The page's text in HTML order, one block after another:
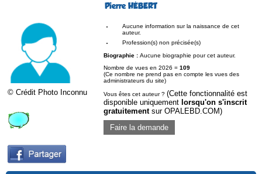
Pierre HÉBERT
© Crédit Photo Inconnu
Aucune information sur la naissance de cet
auteur.
Profession(s) non précisée(s)
Biographie : Aucune biographie pour cet auteur.
Nombre de vues en 2026 = 109
(Ce nombre ne prend pas en compte les vues des
administrateurs du site)
Vous êtes cet auteur ? (Cette fonctionnalité est
disponible uniquement lorsqu'on s'inscrit
gratuitementsur OPALEBD.COM)
Faire la demande